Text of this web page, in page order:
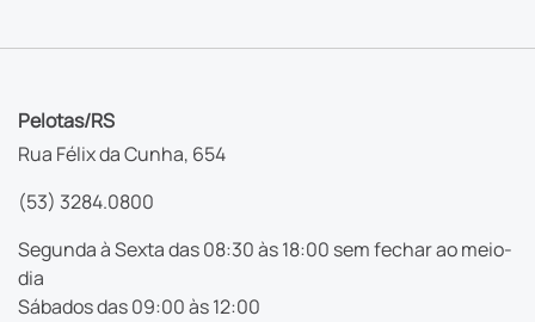
Pelotas/RS
Rua Félix da Cunha, 654
(53) 3284.0800
Segunda à Sexta das 08:30 às 18:00 sem fechar ao meio-
dia
Sábados das 09:00 às 12:00